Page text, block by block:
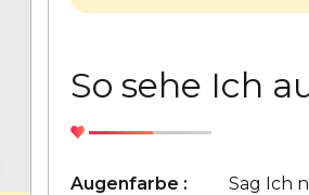
So sehe Ich
Augenfarbe :
Sag Ich